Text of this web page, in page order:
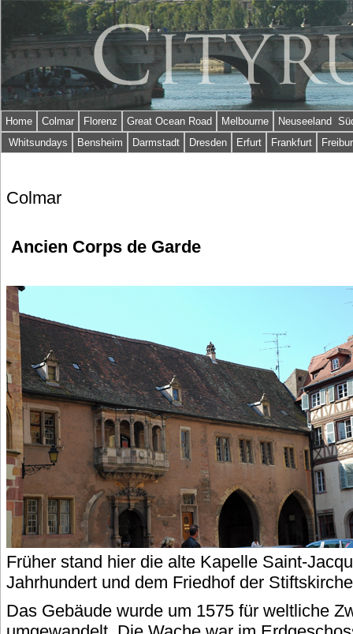
Home Colmar Florenz Great Ocean Road Melbourne
Neuseeland
Whitsundays
Bensheim Darmstadt Dresden Erfurt Frankfurt
Colmar
Ancien Corps de Garde
Früher stand hier die alte Kapelle Saint-
Jahrhundert und dem Friedhof der
Das Gebäude wurde um 1575 für weltliche